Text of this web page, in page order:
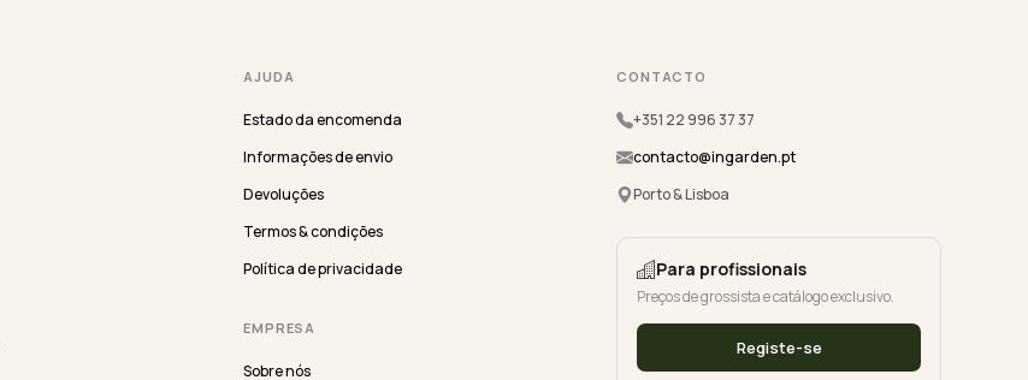
AJUDA
Estado da encomenda
Informações de envio
Devoluções
Termos & condições
Política de privacidade
EMPRESA
Sobre nós
CONTACTO
+351 22 996 37 37
contacto@ingarden.pt
Porto & Lisboa
Para profissionais
Preços de grossista e catálogo exclusivo.
Registe-se